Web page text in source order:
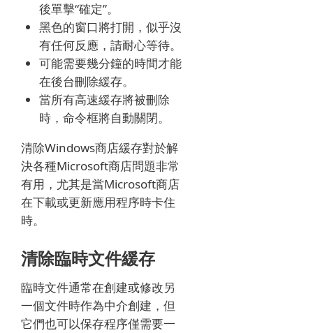
後單擊“確定”。
黑色的窗口將打開，似乎沒
有任何反應，請耐心等待。
可能需要幾分鐘的時間才能
在後台刪除緩存。
當所有高速緩存將被刪除
時，命令框將自動關閉。
清除Windows商店緩存對於解
決各種Microsoft商店問題非常
有用，尤其是當Microsoft商店
在下載或更新應用程序時卡住
時。
清除臨時文件緩存
臨時文件通常在創建或修改另
一個文件時作為中介創建，但
它們也可以保存程序僅需要一